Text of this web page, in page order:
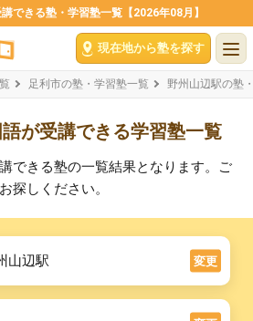
できる塾・学習塾一覧【2026年08月】
現在地から塾を探す
足利市の塾・学習塾一覧 野州山辺駅の塾
が受講できる学習塾一覧
できる塾の一覧結果となります。ご
探しください。
山辺駅 変更